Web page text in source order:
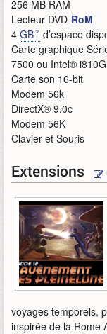
256 MB RAM
Lecteur DVD-RoM
4 GB
d’espace
Carte graphique
7500 ou Intel® i810G
Carte son 16-bit
Modem 56k
DirectX® 9.0c
Modem 56K
Clavier et Souris
Extensions
voyages temporels,
inspirée de la Rome